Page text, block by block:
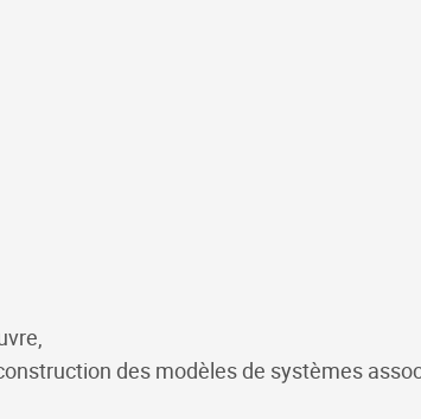
des modèles de systèmes